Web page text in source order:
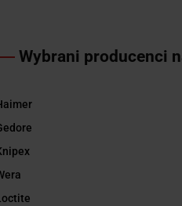
Wybrani producenci